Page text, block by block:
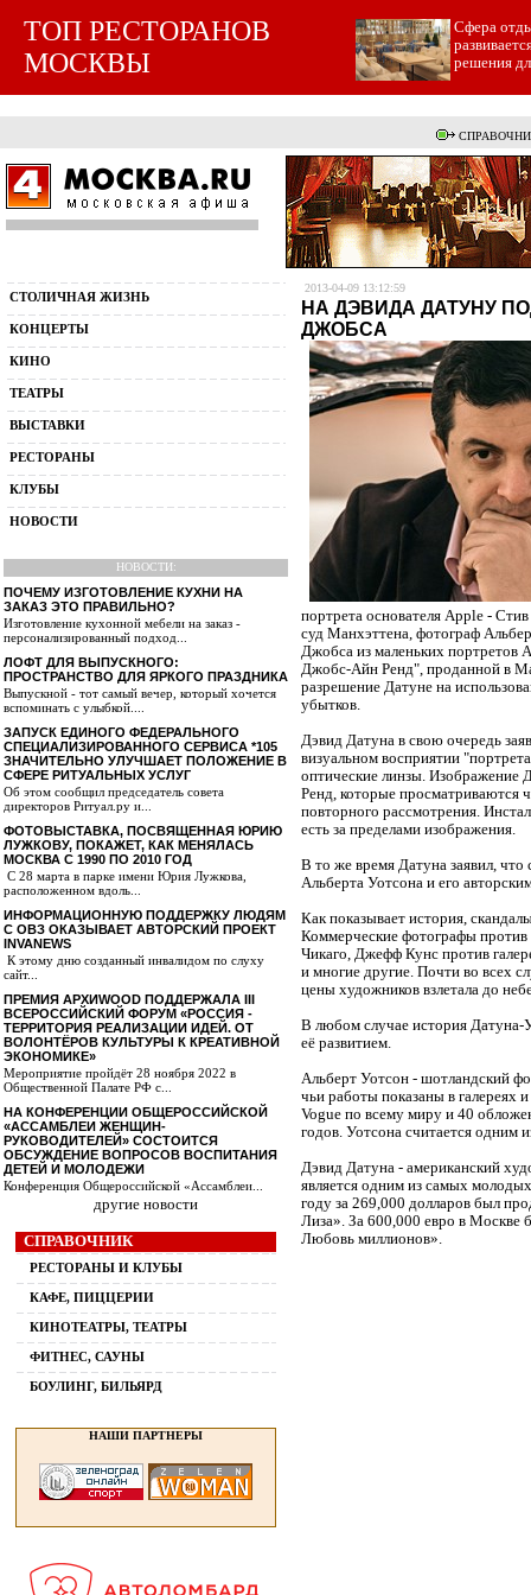
ТОП РЕСТОРАНОВ
МОСКВЫ
Cфера
решения
СТОЛИЧНАЯ ЖИЗНЬ
КОНЦЕРТЫ
КИНО
ТЕАТРЫ
ВЫСТАВКИ
РЕСТОРАНЫ
КЛУБЫ
НОВОСТИ
НОВОСТИ:
ПОЧЕМУ ИЗГОТОВЛЕНИЕ КУХНИ НА
ЗАКАЗ ЭТО ПРАВИЛЬНО?
Изготовление кухонной мебели на заказ -
персонализированный подход...
ЛОФТ ДЛЯ ВЫПУСКНОГО:
ПРОСТРАНСТВО ДЛЯ ЯРКОГО ПРАЗДНИКА
Выпускной - тот самый вечер, который хочется
вспоминать с улыбкой....
ЗАПУСК ЕДИНОГО ФЕДЕРАЛЬНОГО
СПЕЦИАЛИЗИРОВАННОГО СЕРВИСА *105
ЗНАЧИТЕЛЬНО УЛУЧШАЕТ ПОЛОЖЕНИЕ В
СФЕРЕ РИТУАЛЬНЫХ УСЛУГ
Об этом сообщил председатель совета
директоров Ритуал.ру и...
ФОТОВЫСТАВКА, ПОСВЯЩЕННАЯ ЮРИЮ
ЛУЖКОВУ, ПОКАЖЕТ, КАК МЕНЯЛАСЬ
МОСКВА С 1990 ПО 2010 ГОД
С 28 марта в парке имени Юрия Лужкова,
расположенном вдоль...
ИНФОРМАЦИОННУЮ ПОДДЕРЖКУ ЛЮДЯМ
С ОВЗ ОКАЗЫВАЕТ АВТОРСКИЙ ПРОЕКТ
INVANEWS
К этому дню созданный инвалидом по слуху
сайт...
ПРЕМИЯ АРХИWOOD ПОДДЕРЖАЛА III
ВСЕРОССИЙСКИЙ ФОРУМ «РОССИЯ -
ТЕРРИТОРИЯ РЕАЛИЗАЦИИ ИДЕЙ. ОТ
ВОЛОНТЁРОВ КУЛЬТУРЫ К КРЕАТИВНОЙ
ЭКОНОМИКЕ»
Мероприятие пройдёт 28 ноября 2022 в
Общественной Палате РФ с...
НА КОНФЕРЕНЦИИ ОБЩЕРОССИЙСКОЙ
«АССАМБЛЕИ ЖЕНЩИН-
РУКОВОДИТЕЛЕЙ» СОСТОИТСЯ
ОБСУЖДЕНИЕ ВОПРОСОВ ВОСПИТАНИЯ
ДЕТЕЙ И МОЛОДЕЖИ
Конференция Общероссийской «Ассамблеи...
другие новости
СПРАВОЧНИК
РЕСТОРАНЫ И КЛУБЫ
КАФЕ, ПИЦЦЕРИИ
КИНОТЕАТРЫ, ТЕАТРЫ
ФИТНЕС, САУНЫ
БОУЛИНГ, БИЛЬЯРД
НАШИ ПАРТНЕРЫ
2013-04-09 13:12:59
НА ДЭВИДА ДАТУНУ
ДЖОБСА
портрета основателя Apple -
суд Манхэттена, фотограф
Джобса из маленьких портретов
Джобс-Айн Ренд", проданной в
разрешение Датуне на
убытков.
Дэвид Датуна в свою очередь
визуальном восприятии
оптические линзы. Изображение
Ренд, которые просматриваются
повторного рассмотрения.
есть за пределами изображения.
В то же время Датуна заявил,
Альберта Уотсона и его
Как показывает история,
Коммерческие фотографы
Чикаго, Джефф Кунс против
и многие другие. Почти во всех
цены художников взлетала до
В любом случае история Датуна-
её развитием.
Альберт Уотсон - шотландский
чьи работы показаны в галереях
Vogue по всему миру и 40
годов. Уотсона считается одним
Дэвид Датуна - американский
является одним из самых
году за 269,000 долларов был
Лиза». За 600,000 евро в Москве
Любовь миллионов».